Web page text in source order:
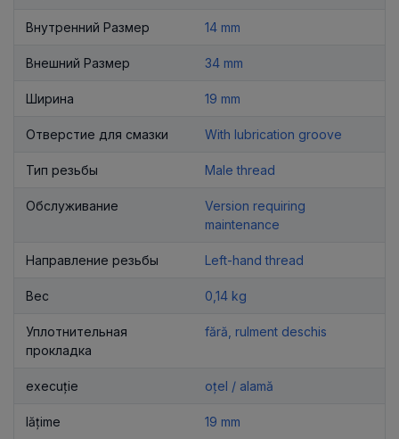
Внутренний Размер 14 mm
Внешний Размер 34 mm
Ширина 19 mm
Отверстие для смазки With lubrication groove
Тип резьбы Male thread
Обслуживание
Version requiring
maintenance
Направление резьбы Left-hand thread
Вес 0,14 kg
Уплотнительная
прокладка
fără, rulment deschis
execuție oțel / alamă
lățime 19 mm